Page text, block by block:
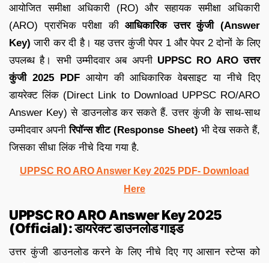
आयोजित समीक्षा अधिकारी (RO) और सहायक समीक्षा अधिकारी
(ARO) प्रारंभिक परीक्षा कीआधिकारिक उत्तर कुंजी (Answer
Key) जारी कर दी है। यह उत्तर कुंजी पेपर 1 और पेपर 2 दोनों के लिए
उपलब्ध है। सभी उम्मीदवार अब अपनी UPPSC RO ARO उत्तर
कुंजी 2025 PDFआयोग की आधिकारिक वेबसाइट या नीचे दिए
डायरेक्ट लिंक (Direct Link to Download UPPSC RO/ARO
Answer Key) से डाउनलोड कर सकते हैं. उत्तर कुंजी के साथ-साथ
उम्मीदवार अपनीरिपॉन्स शीट (Response Sheet) भी देख सकते हैं,
जिसका सीधा लिंक नीचे दिया गया है.
UPPSC RO ARO Answer Key 2025 PDF- Download
Here
UPPSC RO ARO Answer Key 2025
(Official): डायरेक्ट डाउनलोड गाइड
उत्तर कुंजी डाउनलोड करने के लिए नीचे दिए गए आसान स्टेप्स को